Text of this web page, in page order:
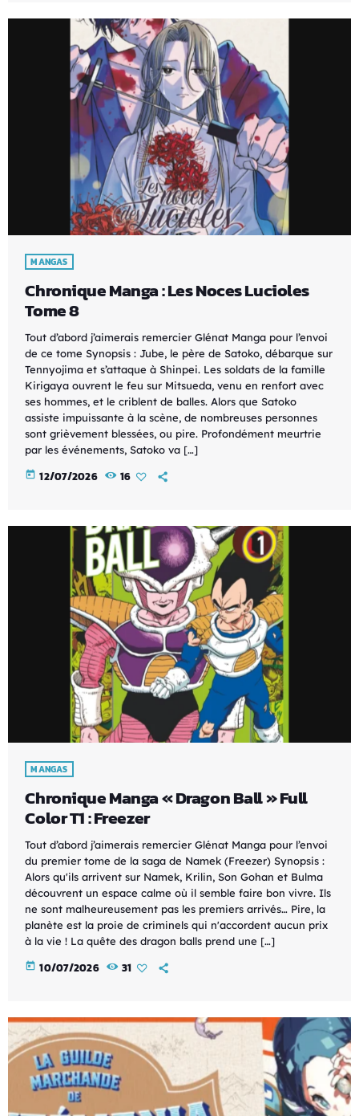
MANGAS
Chronique Manga : Les Noces Lucioles
Tome 8
Tout d’abord j’aimerais remercier Glénat Manga pour l’envoi
de ce tome Synopsis : Jube, le père de Satoko, débarque sur
Tennyojima et s’attaque à Shinpei. Les soldats de la famille
Kirigaya ouvrent le feu sur Mitsueda, venu en renfort avec
ses hommes, et le criblent de balles. Alors que Satoko
assiste impuissante à la scène, de nombreuses personnes
sont grièvement blessées, ou pire. Profondément meurtrie
par les événements, Satoko va […]
today 12/07/2026 16
MANGAS
Chronique Manga « Dragon Ball » Full
Color T1 : Freezer
Tout d’abord j’aimerais remercier Glénat Manga pour l’envoi
du premier tome de la saga de Namek (Freezer) Synopsis :
Alors qu'ils arrivent sur Namek, Krilin, Son Gohan et Bulma
découvrent un espace calme où il semble faire bon vivre. Ils
ne sont malheureusement pas les premiers arrivés… Pire, la
planète est la proie de criminels qui n'accordent aucun prix
à la vie ! La quête des dragon balls prend une […]
today 10/07/2026 31